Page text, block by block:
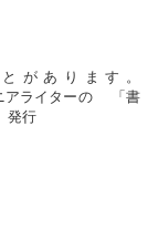
があります。
イターの 「書
発行